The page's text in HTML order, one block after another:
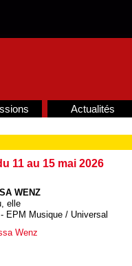
Actualités
11 au 15 mai 2026
WENZ
elle
EPM Musique / Universal
Wenz